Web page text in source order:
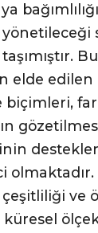
elde edilen
ve
küresel